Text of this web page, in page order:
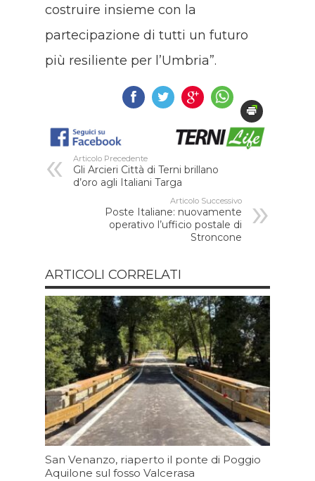
costruire insieme con la
partecipazione di tutti un futuro
più resiliente per l’Umbria”.
Articolo Precedente
Gli Arcieri Città di Terni brillano
d’oro agli Italiani Targa
Articolo Successivo
Poste Italiane: nuovamente
operativo l’ufficio postale di
Stroncone
ARTICOLI CORRELATI
San Venanzo, riaperto il ponte di Poggio
Aquilone sul fosso Valcerasa